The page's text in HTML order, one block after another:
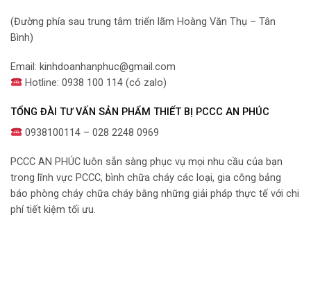
(Đường phía sau trung tâm triển lãm Hoàng Văn Thụ – Tân
Bình)
Email: kinhdoanhanphuc@gmail.com
Hotline: 0938 100 114 (có zalo)
TỔNG ĐÀI TƯ VẤN SẢN PHẨM THIẾT BỊ PCCC AN PHÚC
0938100114 – 028 2248 0969
PCCC AN PHÚC luôn sẵn sàng phục vụ mọi nhu cầu của bạn
trong lĩnh vực PCCC, bình chữa cháy các loại, gia công bảng
báo phòng cháy chữa cháy bằng những giải pháp thực tế với chi
phí tiết kiệm tối ưu.